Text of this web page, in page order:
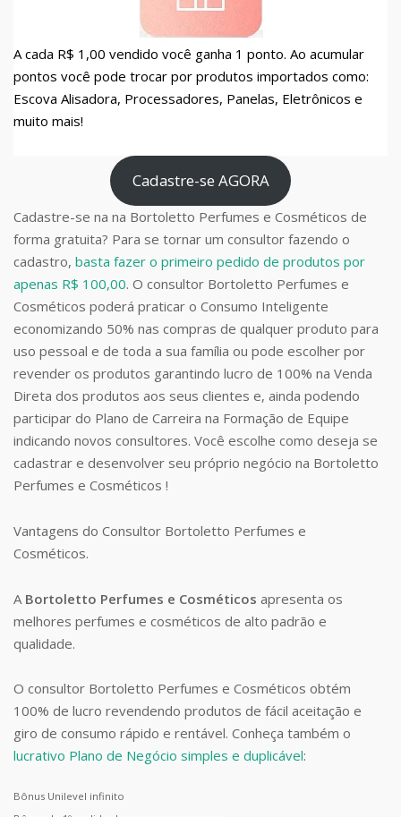
A cada R$ 1,00 vendido você ganha 1 ponto. Ao acumular
pontos você pode trocar por produtos importados como:
Escova Alisadora, Processadores, Panelas, Eletrônicos e
muito mais!
Cadastre-se AGORA
Cadastre-se na na Bortoletto Perfumes e Cosméticos de
forma gratuita? Para se tornar um consultor fazendo o
cadastro, basta fazer o primeiro pedido de produtos por
apenas R$ 100,00. O consultor Bortoletto Perfumes e
Cosméticos poderá praticar o Consumo Inteligente
economizando 50% nas compras de qualquer produto para
uso pessoal e de toda a sua família ou pode escolher por
revender os produtos garantindo lucro de 100% na Venda
Direta dos produtos aos seus clientes e, ainda podendo
participar do Plano de Carreira na Formação de Equipe
indicando novos consultores. Você escolhe como deseja se
cadastrar e desenvolver seu próprio negócio na Bortoletto
Perfumes e Cosméticos !
Vantagens do Consultor Bortoletto Perfumes e
Cosméticos.
A Bortoletto Perfumes e Cosméticos apresenta os
melhores perfumes e cosméticos de alto padrão e
qualidade.
O consultor Bortoletto Perfumes e Cosméticos obtém
100% de lucro revendendo produtos de fácil aceitação e
giro de consumo rápido e rentável. Conheça também o
lucrativo Plano de Negócio simples e duplicável:
Bônus Unilevel infinito